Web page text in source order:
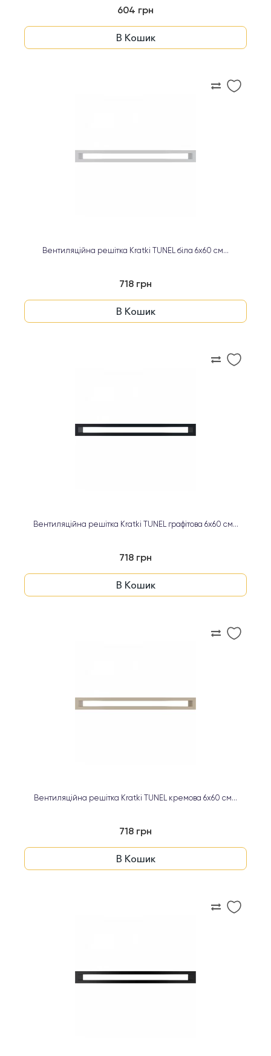
604 грн
В Кошик
Вентиляційна решітка Kratki TUNEL біла 6х60 см...
718 грн
В Кошик
Вентиляційна решітка Kratki TUNEL графітова 6х60 см...
718 грн
В Кошик
Вентиляційна решітка Kratki TUNEL кремова 6х60 см...
718 грн
В Кошик